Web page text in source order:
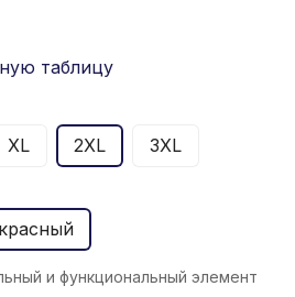
таблицу
XL 2XL 3XL
красный
и функциональный элемент